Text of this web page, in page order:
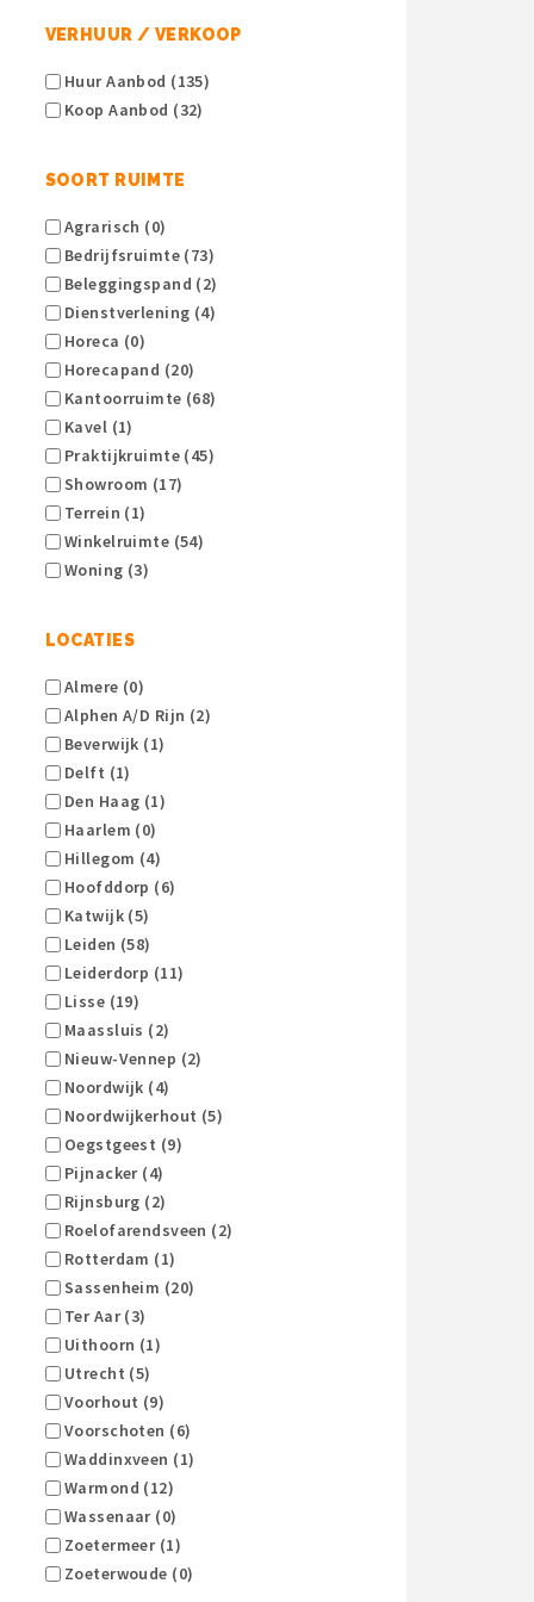
VERHUUR / VERKOOP
Huur Aanbod (135)
Koop Aanbod (32)
SOORT RUIMTE
Agrarisch (0)
Bedrijfsruimte (73)
Beleggingspand (2)
Dienstverlening (4)
Horeca (0)
Horecapand (20)
Kantoorruimte (68)
Kavel (1)
Praktijkruimte (45)
Showroom (17)
Terrein (1)
Winkelruimte (54)
Woning (3)
LOCATIES
Almere (0)
Alphen A/d Rijn (2)
Beverwijk (1)
Delft (1)
Den Haag (1)
Haarlem (0)
Hillegom (4)
Hoofddorp (6)
Katwijk (5)
Leiden (58)
Leiderdorp (11)
Lisse (19)
Maassluis (2)
Nieuw-Vennep (2)
Noordwijk (4)
Noordwijkerhout (5)
Oegstgeest (9)
Pijnacker (4)
Rijnsburg (2)
Roelofarendsveen (2)
Rotterdam (1)
Sassenheim (20)
Ter Aar (3)
Uithoorn (1)
Utrecht (5)
Voorhout (9)
Voorschoten (6)
Waddinxveen (1)
Warmond (12)
Wassenaar (0)
Zoetermeer (1)
Zoeterwoude (0)